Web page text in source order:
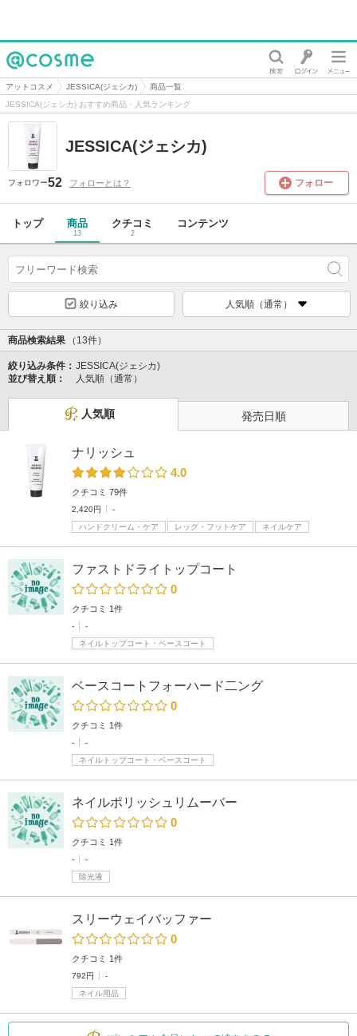
@cosme
アットコスメ JESSICA(ジェシカ)
商品一覧
JESSICA(ジェシカ) おすすめ商品・人気ランキング
JESSICA(ジェシカ)
フォロワー52 フォローとは？ フォロー
トップ 商品
13
クチコミ
2
コンテンツ
絞り込み 人気順（通常）
商品検索結果 （13件）
絞り込み条件： JESSICA(ジェシカ)
並び替え順：
人気順（通常）
人気順 発売日順
ナリッシュ
4.0
クチコミ 79件
2,420円
-
ハンドクリーム・ケア
レッグ・フットケア ネイルケア
ファストドライトップコート
0
クチコミ 1件
-
-
ネイルトップコート・ベースコート
ベースコートフォーハード二ング
0
クチコミ 1件
-
-
ネイルトップコート・ベースコート
ネイルポリッシュリムーバー
0
クチコミ 1件
-
-
除光液
スリーウェイバッファー
0
クチコミ 1件
792円
-
ネイル用品